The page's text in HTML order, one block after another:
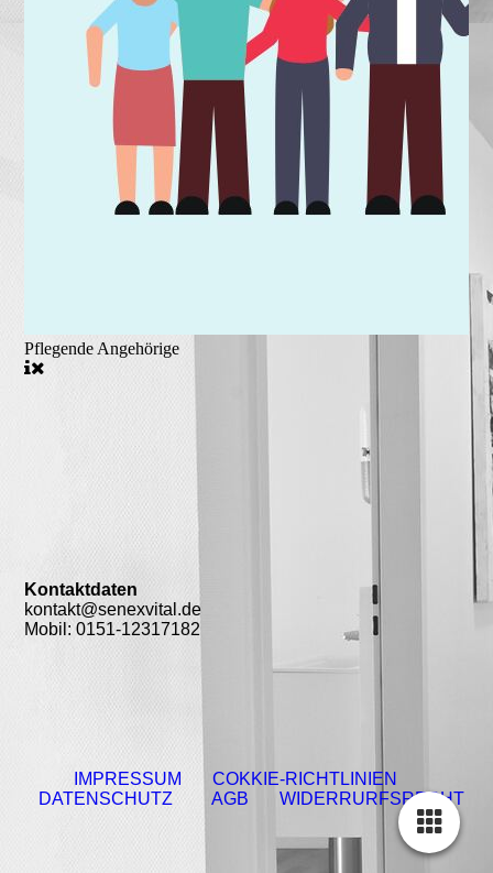
Pflegende Angehörige
Kontaktdaten
kontakt@senexvital.de
Mobil: 0151-12317182
IMPRESSUM
COKKIE-RICHTLINIEN
DATENSCHUTZ
AGB WIDERRURFSRECHT